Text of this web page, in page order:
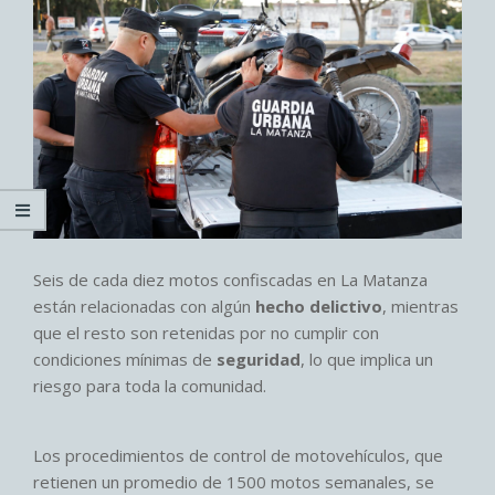
Seis de cada diez motos confiscadas en La Matanza
están relacionadas con algún hecho delictivo, mientras
que el resto son retenidas por no cumplir con
condiciones mínimas de seguridad, lo que implica un
riesgo para toda la comunidad.
Los procedimientos de control de motovehículos, que
retienen un promedio de 1500 motos semanales, se